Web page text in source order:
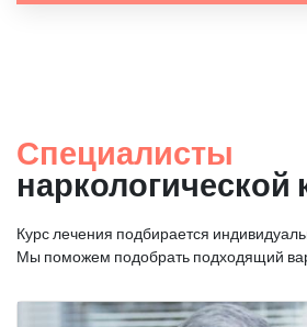
Специалисты
наркологической
Курс лечения подбирается
Мы поможем подобрать подходящий